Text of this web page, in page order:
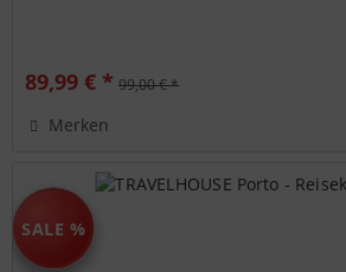
89,99 € * 99,00 € *
Merken
SALE %